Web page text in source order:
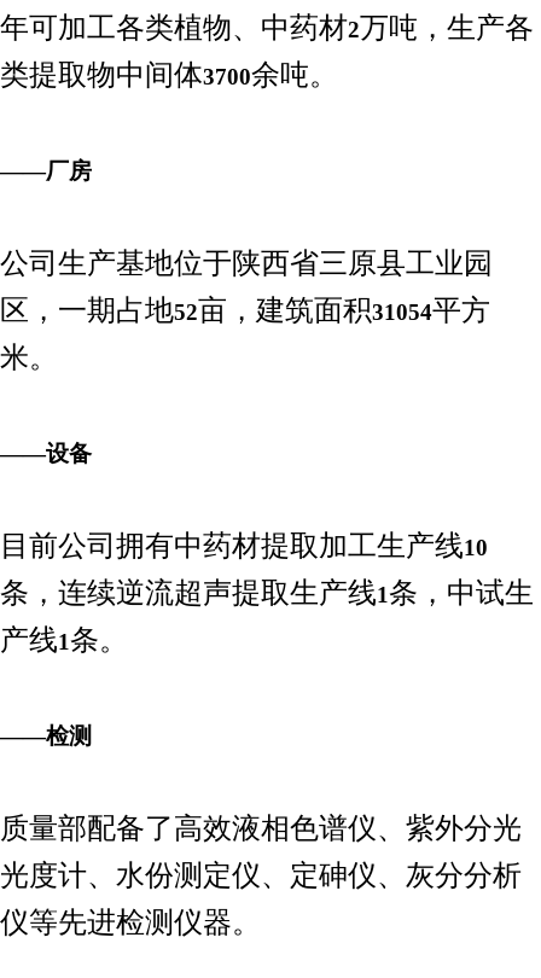
年可加工各类植物、中药材2万吨，生产各
类提取物中间体3700余吨。
——厂房
公司生产基地位于陕西省三原县工业园
区，一期占地52亩，建筑面积31054平方
米。
——设备
目前公司拥有中药材提取加工生产线10
条，连续逆流超声提取生产线1条，中试生
产线1条。
——检测
质量部配备了高效液相色谱仪、紫外分光
光度计、水份测定仪、定砷仪、灰分分析
仪等先进检测仪器。